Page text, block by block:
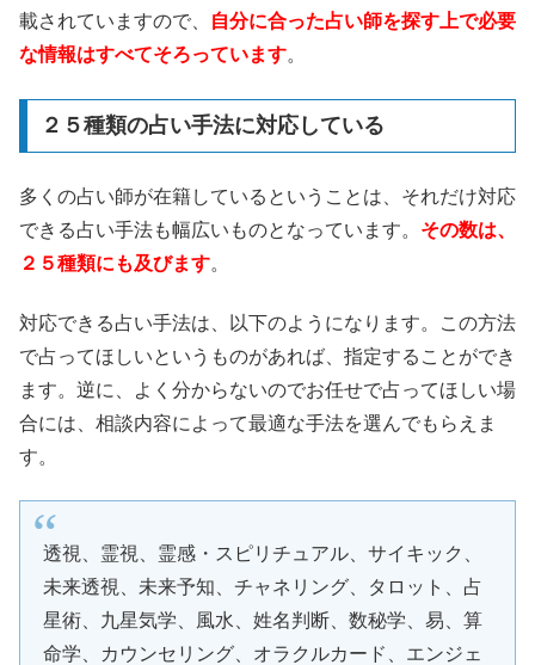
載されていますので、
自分に合った占い師を探す上で必要
な情報はすべてそろっています。
２５種類の占い手法に対応している
多くの占い師が在籍しているということは、それだけ対応
できる占い手法も幅広いものとなっています。 その数は、
２５種類にも及びます。
対応できる占い手法は、以下のようになります。この方法
で占ってほしいというものがあれば、指定することができ
ます。逆に、よく分からないのでお任せで占ってほしい場
合には、相談内容によって最適な手法を選んでもらえま
す。
透視、霊視、霊感・スピリチュアル、サイキック、
未来透視、未来予知、チャネリング、タロット、占
星術、九星気学、風水、姓名判断、数秘学、易、算
命学、カウンセリング、オラクルカード、エンジェ